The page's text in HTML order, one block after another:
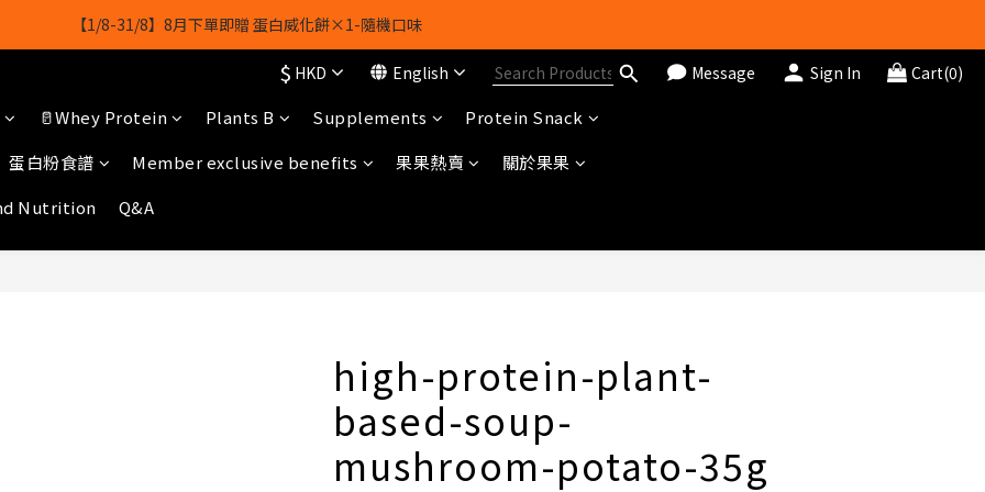
【1/8-31/8】8月下單即贈 蛋白威化餅×1-隨機口味
【1/8-31/8】8月下單即贈 蛋白威化餅×1-隨機口味
結帳輸入[gopowerhk]，可享全單*95折*，可與活動折扣疊加。
[新會員優惠]新會員註冊即送$20購物金
【1/8-31/8】8月下單即贈 蛋白威化餅×1-隨機口味
$ HKD English Message Sign In Cart(0)
🥛Whey Protein Plants B Supplements
Protein Snack
蛋白粉食譜
Member exclusive benefits 果果熱賣
關於果果
Nutrition
Q&A
high-protein-plant-
based-soup-
mushroom-potato-35g